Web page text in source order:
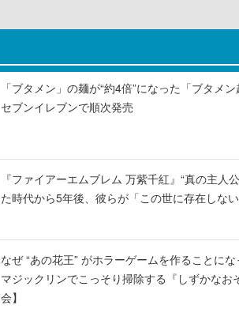
「ブタメン」の麺が“約4倍”になった「ブタメ
セブンイレブンで順次発売
『ファイアーエムブレム 万紫千紅』“真の主人
た時代から5年後、彼らが「この世に存在しな
なぜ “あの花王” がホラーゲームを作ることに
マジックリンでこっそり掃除する『しずかな
会】